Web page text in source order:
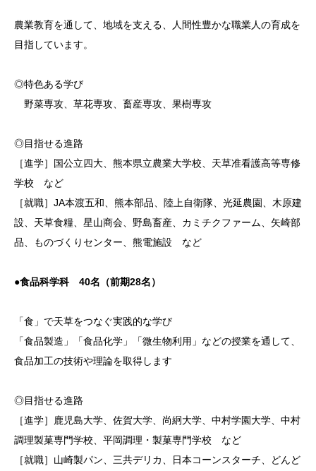
農業教育を通して、地域を支える、人間性豊かな職業人の育成を
目指しています。
◎特色ある学び
野菜専攻、草花専攻、畜産専攻、果樹専攻
◎目指せる進路
［進学］国公立四大、熊本県立農業大学校、天草准看護高等専修
学校 など
［就職］JA本渡五和、熊本部品、陸上自衛隊、光延農園、木原建
設、天草食糧、星山商会、野島畜産、カミチクファーム、矢崎部
品、ものづくりセンター、熊電施設 など
●食品科学科 40名（前期28名）
「食」で天草をつなぐ実践的な学び
「食品製造」「食品化学」「微生物利用」などの授業を通して、
食品加工の技術や理論を取得します
◎目指せる進路
［進学］鹿児島大学、佐賀大学、尚絅大学、中村学園大学、中村
調理製菓専門学校、平岡調理・製菓専門学校 など
［就職］山崎製パン、三共デリカ、日本コーンスターチ、どんど